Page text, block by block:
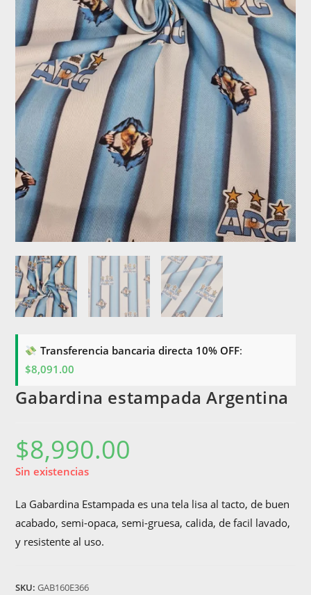
Transferencia bancaria directa 10% OFF:
$8,091.00
Gabardina estampada Argentina
$8,990.00
Sin existencias
La Gabardina Estampada es una tela lisa al tacto, de buen
acabado, semi-opaca, semi-gruesa, calida, de facil lavado,
y resistente al uso.
SKU:GAB160E366